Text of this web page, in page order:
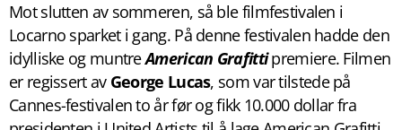
Mot slutten av sommeren, så ble filmfestivalen i
Locarno sparket i gang. På denne festivalen hadde den
idylliske og muntreAmerican Grafittipremiere. Filmen
er regissert av George Lucas, som var tilstede på
Cannes-festivalen to år før og fikk 10.000 dollar fra